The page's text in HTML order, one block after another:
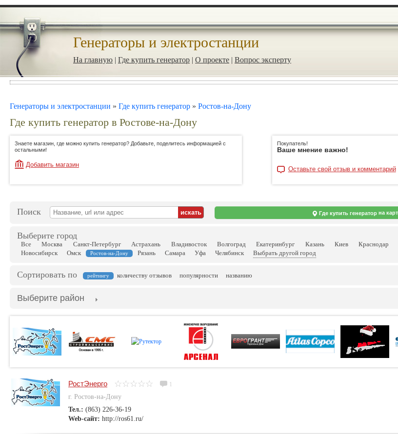
Генераторы и электростанции
На главную | Где купить генератор | О проекте | Вопрос эксперту
Генераторы и электростанции » Где купить генератор » Ростов-на-Дону
Где купить генератор в Ростове-на-Дону
Знаете магазин, где можно купить генератор? Добавьте, поделитесь информацией с
остальными!
Добавить магазин
Покупатель!
Ваше мнение важно!
Оставьте свой отзыв и комментарий
Поиск Где купить генераторна
Выберите город
Все Москва Санкт-Петербург Астрахань Владивосток Волгоград Екатеринбург Казань Киев Краснодар
Новосибирск
Омск Ростов-на-Дону Рязань Самара Уфа Челябинск Выбрать другой город
Сортировать по рейтингу количеству отзывов популярности названию
Выберите район
РостЭнерго
1
г. Ростов-на-Дону
Тел.: (863) 226-36-19
Web-сайт: http://ros61.ru/